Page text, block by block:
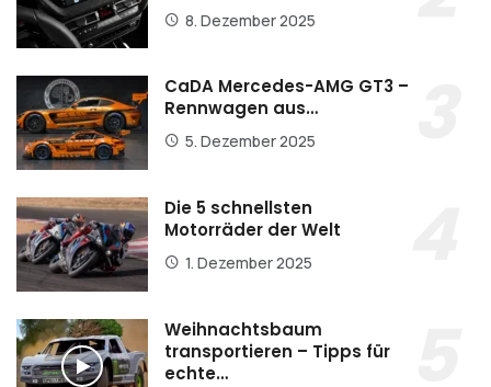
8. Dezember 2025
CaDA Mercedes-AMG GT3 –
Rennwagen aus…
5. Dezember 2025
Die 5 schnellsten
Motorräder der Welt
1. Dezember 2025
Weihnachtsbaum
transportieren – Tipps für
echte…